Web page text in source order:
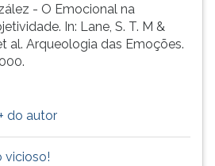
- O Emocional na
In: Lane, S. T. M &
al. Arqueologia das Emoções.
do autor
vicioso!